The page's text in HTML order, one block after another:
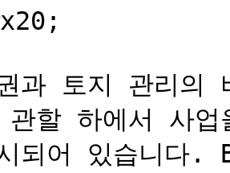
과 토지 관리의
할 하에서 사
되어 있습니다.